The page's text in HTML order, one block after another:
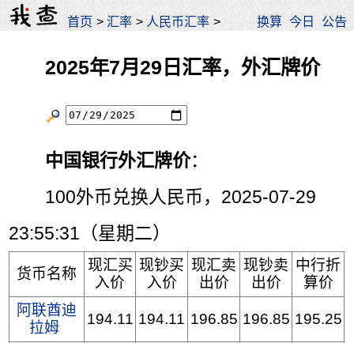
首页 >汇率 > 人民币汇率 > 换算 今日 公告
2025年7月29日汇率，外汇牌价
中国银行外汇牌价：
100外币兑换人民币，2025-07-29
23:55:31（星期二）
货币名称
现汇买
入价
现钞买
入价
现汇卖
出价
现钞卖
出价
中行折
算价
阿联酋迪
拉姆
194.11 194.11 196.85 196.85 195.25